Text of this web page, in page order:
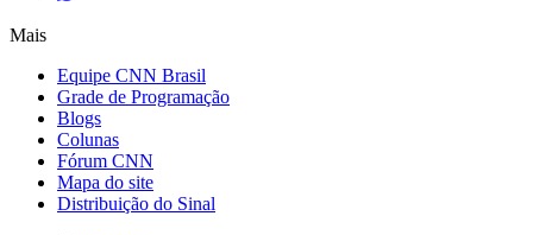
Mais
Equipe CNN Brasil
Grade de Programação
Blogs
Colunas
Fórum CNN
Mapa do site
Distribuição do Sinal